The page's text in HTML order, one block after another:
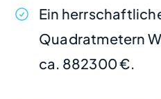
Ein
Quadratmetern
ca. 882300 €.